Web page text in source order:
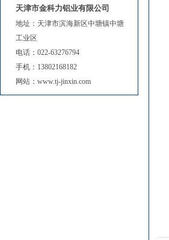
天津市金科力铝业有限公司
地址：天津市滨海新区中塘镇中塘
工业区
电话：022-63276794
手机：13802168182
网站：www.tj-jinxin.com